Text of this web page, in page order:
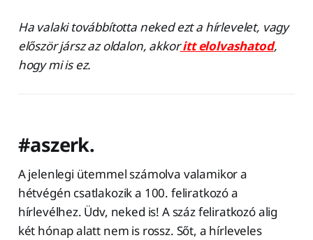
Ha valaki továbbította neked ezt a hírlevelet, vagy
először jársz az oldalon, akkoritt elolvashatod,
hogy mi is ez.
#aszerk.
A jelenlegi ütemmel számolva valamikor a
hétvégén csatlakozik a 100. feliratkozó a
hírlevélhez. Üdv, neked is! A száz feliratkozó alig
két hónap alatt nem is rossz. Sőt, a hírleveles